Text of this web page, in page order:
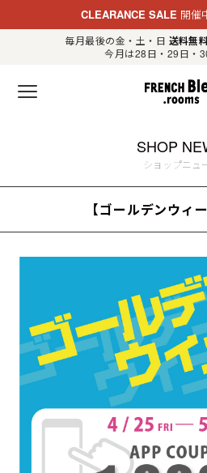
CLEARANCE SALE 開催
毎月最後の金・土・日 送料無
今月は28日・29日・
F
R
H
B
l
u
r
o
o
s
販
セ
レ
ク
ト
シ
ョ
ッ
OTHER
FRENCH Bleu ORIGINAL
SHOP
ショップニュ
【ゴールデンウィ